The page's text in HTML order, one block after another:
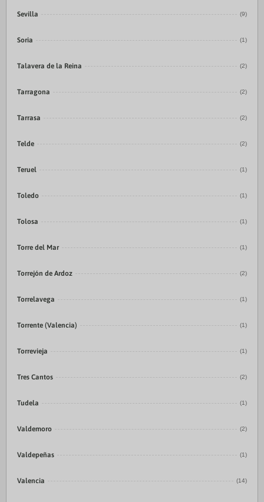
Sevilla (9)
Soria (1)
Talavera de la Reina (2)
Tarragona (2)
Tarrasa (2)
Telde (2)
Teruel (1)
Toledo (1)
Tolosa (1)
Torre del Mar (1)
Torrejón de Ardoz (2)
Torrelavega (1)
Torrente (Valencia) (1)
Torrevieja (1)
Tres Cantos (2)
Tudela (1)
Valdemoro (2)
Valdepeñas (1)
Valencia (14)